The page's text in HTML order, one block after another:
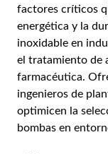
factores críticos
energética y la
inoxidable en
el tratamiento de
farmacéutica.
ingenieros de
optimicen la
bombas en